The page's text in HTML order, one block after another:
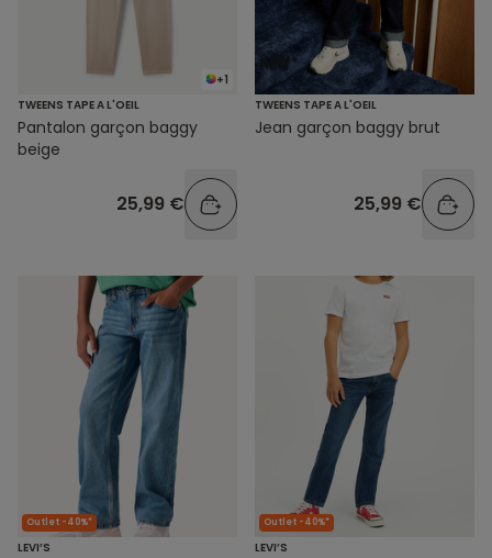
+1
TWEENS TAPE A L'OEIL
Pantalon garçon baggy
beige
25,99 €
TWEENS TAPE A L'OEIL
Jean garçon baggy brut
25,99 €
Outlet -40%*
LEVI’S
Outlet -40%*
LEVI’S